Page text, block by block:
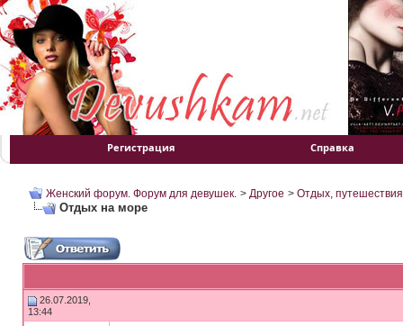
Регистрация Справка
Женский форум. Форум для девушек. > Другое > Отдых,
Отдых на море
26.07.2019,
13:44